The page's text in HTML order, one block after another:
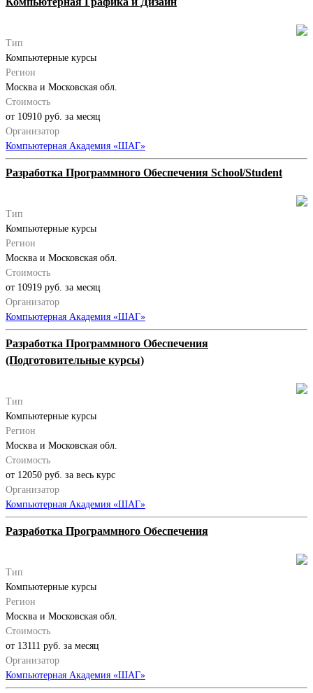
Тип
Компьютерные курсы
Регион
Москва и Московская обл.
Стоимость
от 10910 руб. за месяц
Организатор
Компьютерная Академия «ШАГ»
Разработка Программного Обеспечения School/Student
Тип
Компьютерные курсы
Регион
Москва и Московская обл.
Стоимость
от 10919 руб. за месяц
Организатор
Компьютерная Академия «ШАГ»
Разработка Программного Обеспечения
(Подготовительные курсы)
Тип
Компьютерные курсы
Регион
Москва и Московская обл.
Стоимость
от 12050 руб. за весь курс
Организатор
Компьютерная Академия «ШАГ»
Разработка Программного Обеспечения
Тип
Компьютерные курсы
Регион
Москва и Московская обл.
Стоимость
от 13111 руб. за месяц
Организатор
Компьютерная Академия «ШАГ»